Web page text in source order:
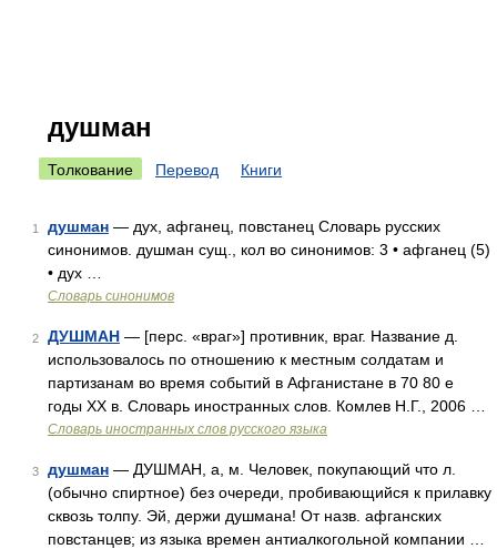
душман
Толкование Перевод Книги
1 душман — дух, афганец, повстанец Словарь русских
синонимов. душман сущ., кол во синонимов: 3 • афганец (5)
• дух …
Словарь синонимов
2 ДУШМАН — [перс. «враг»] противник, враг. Название д.
использовалось по отношению к местным солдатам и
партизанам во время событий в Афганистане в 70 80 е
годы XX в. Словарь иностранных слов. Комлев Н.Г., 2006 …
Словарь иностранных слов русского языка
3 душман — ДУШМАН, а, м. Человек, покупающий что л.
(обычно спиртное) без очереди, пробивающийся к прилавку
сквозь толпу. Эй, держи душмана! От назв. афганских
повстанцев; из языка времен антиалкогольной компании …